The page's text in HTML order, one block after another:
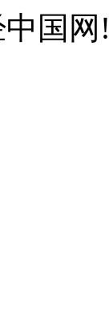
国网